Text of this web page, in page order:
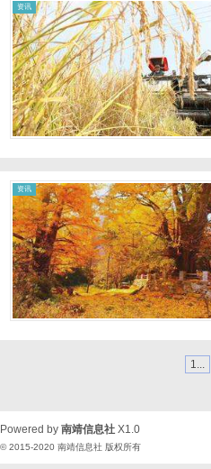
资讯
资讯
1...
Powered by 南靖信息社 X1.0
© 2015-2020 南靖信息社 版权所有